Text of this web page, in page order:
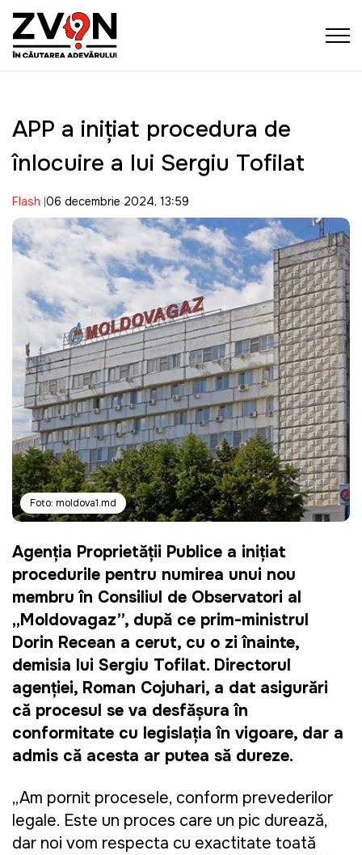
APP a inițiat procedura de
înlocuire a lui Sergiu Tofilat
Flash 06 decembrie 2024, 13:59
Foto: moldova1.md
Agenția Proprietății Publice a inițiat
procedurile pentru numirea unui nou
membru în Consiliul de Observatori al
„Moldovagaz”, după ce prim-ministrul
Dorin Recean a cerut, cu o zi înainte,
demisia lui Sergiu Tofilat. Directorul
agenției, Roman Cojuhari, a dat asigurări
că procesul se va desfășura în
conformitate cu legislația în vigoare, dar a
admis că acesta ar putea să dureze.
„Am pornit procesele, conform prevederilor
legale. Este un proces care un pic durează,
dar noi vom respecta cu exactitate toată